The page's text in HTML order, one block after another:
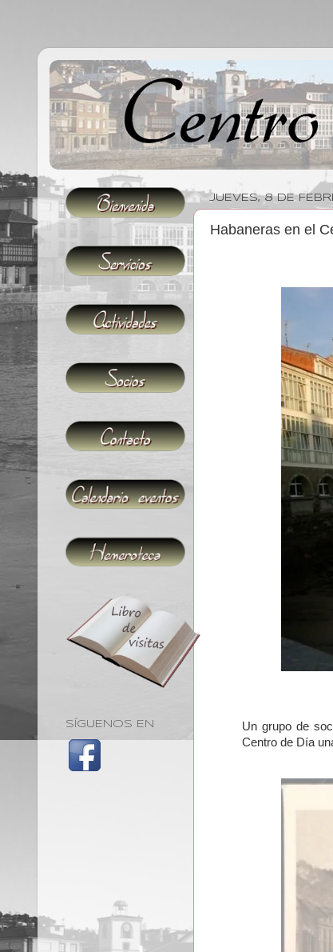
JUEVES, 8 DE
Habaneras en el
Un grupo de
Centro de Día
SÍGUENOS EN